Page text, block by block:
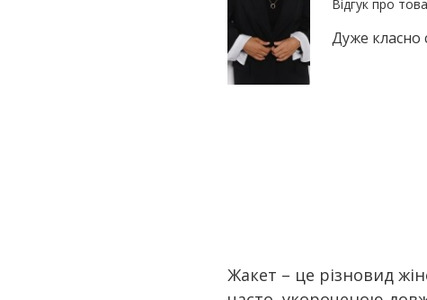
Жакет – це різновид
Дуже класно